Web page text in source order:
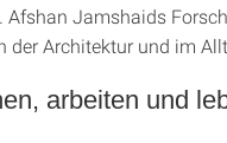
Afshan Jamshaids
der Architektur und im
arbeiten und